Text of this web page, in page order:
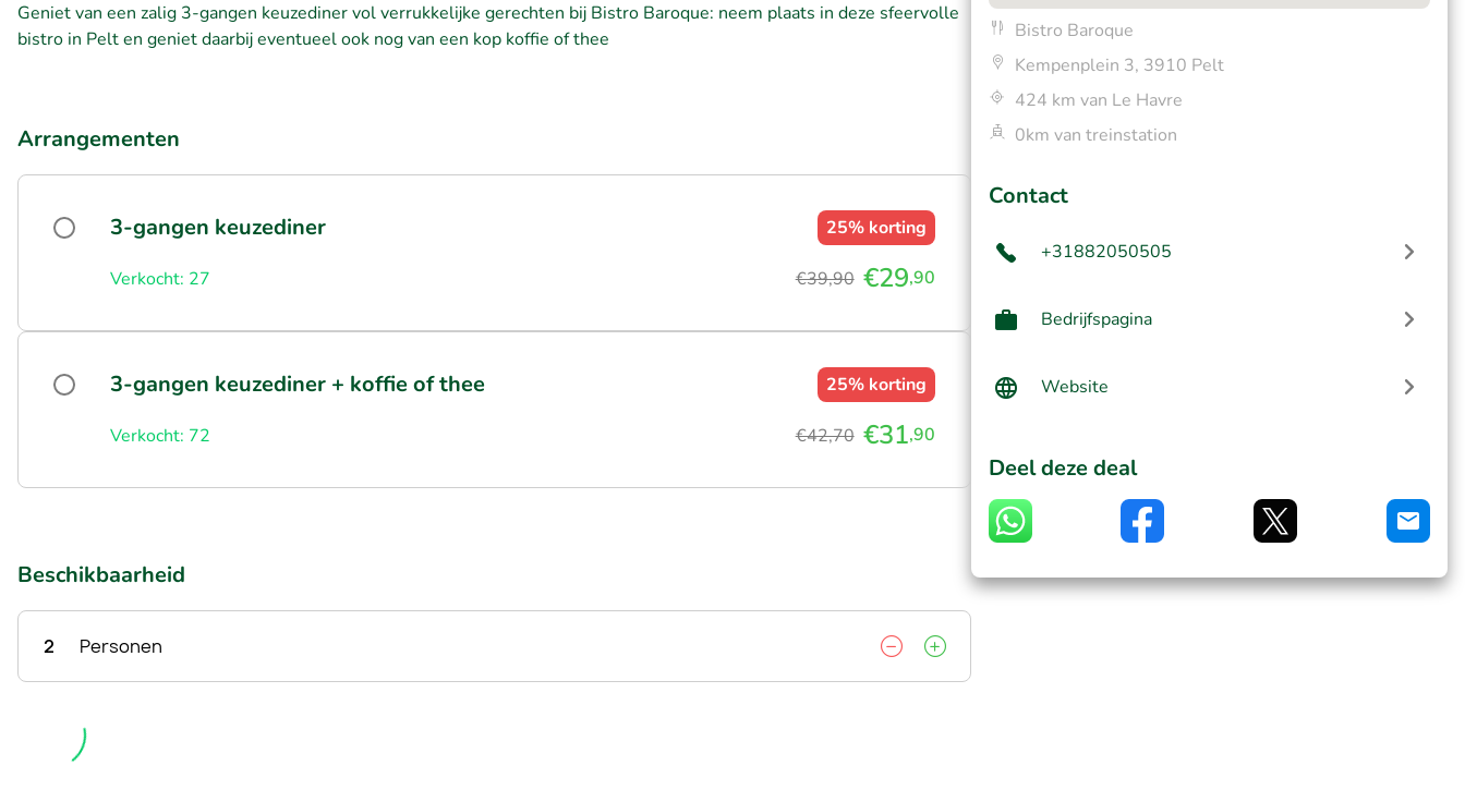
Geniet van een zalig 3-gangen keuzediner vol verrukkelijke gerechten bij Bistro Baroque: neem plaats in deze sfeervolle
bistro in Pelt en geniet daarbij eventueel ook nog van een kop koffie of thee
Arrangementen
3-gangen keuzediner 25% korting
Verkocht: 27 €39,90 €29,90
3-gangen keuzediner + koffie of thee 25% korting
Verkocht: 72 €42,70 €31,90
Beschikbaarheid
2 Personen
Bistro Baroque
Kempenplein 3, 3910 Pelt
424 km van Le Havre
0km van treinstation
Contact
+31882050505
Bedrijfspagina
Website
Deel deze deal